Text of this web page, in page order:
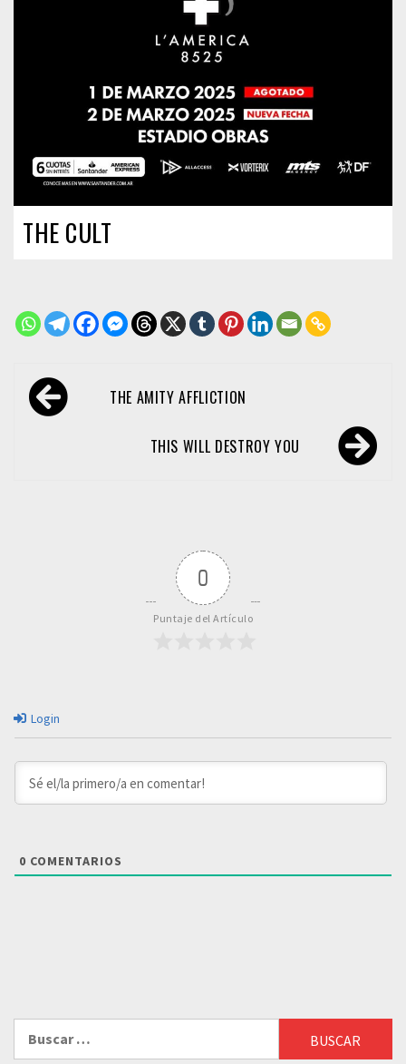
THE CULT
Navegación
de THE AMITY AFFLICTION
THIS WILL DESTROY YOU
0
Puntaje del Artículo
Login
0 COMENTARIOS